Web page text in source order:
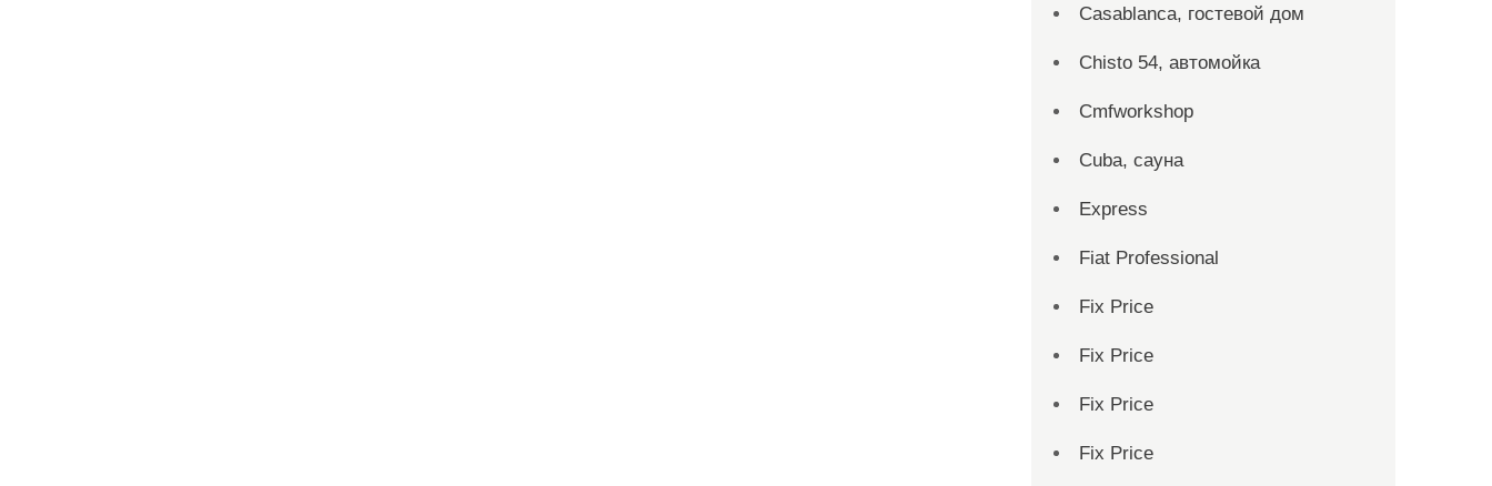
Casablanca, гостевой дом
Chisto 54, автомойка
Cmfworkshop
Cuba, сауна
Express
Fiat Professional
Fix Price
Fix Price
Fix Price
Fix Price